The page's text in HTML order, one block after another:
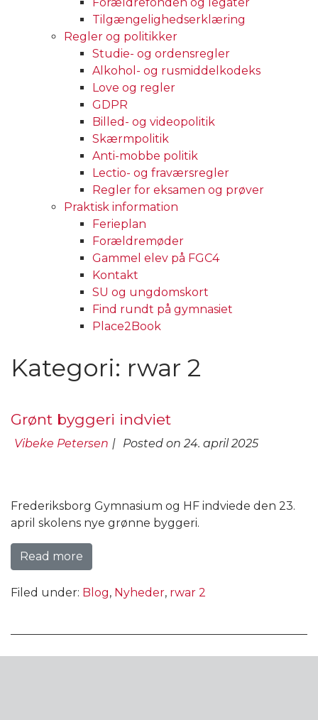
Tilgængelighedserklæring
Regler og politikker
Studie- og ordensregler
Alkohol- og rusmiddelkodeks
Love og regler
GDPR
Billed- og videopolitik
Skærmpolitik
Anti-mobbe politik
Lectio- og fraværsregler
Regler for eksamen og prøver
Praktisk information
Ferieplan
Forældremøder
Gammel elev på FGC4
Kontakt
SU og ungdomskort
Find rundt på gymnasiet
Place2Book
Kategori: rwar 2
Grønt byggeri indviet
Vibeke Petersen | Posted on24. april 2025
Frederiksborg Gymnasium og HF indviede den 23.
april skolens nye grønne byggeri.
Read more
Filed under: Blog, Nyheder, rwar 2